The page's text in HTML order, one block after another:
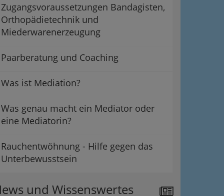
Zugangsvoraussetzungen Bandagisten,
Orthopädietechnik und
Miederwarenerzeugung
Paarberatung und Coaching
Was ist Mediation?
Was genau macht ein Mediator oder
eine Mediatorin?
Rauchentwöhnung - Hilfe gegen das
Unterbewusstsein
und Wissenswertes